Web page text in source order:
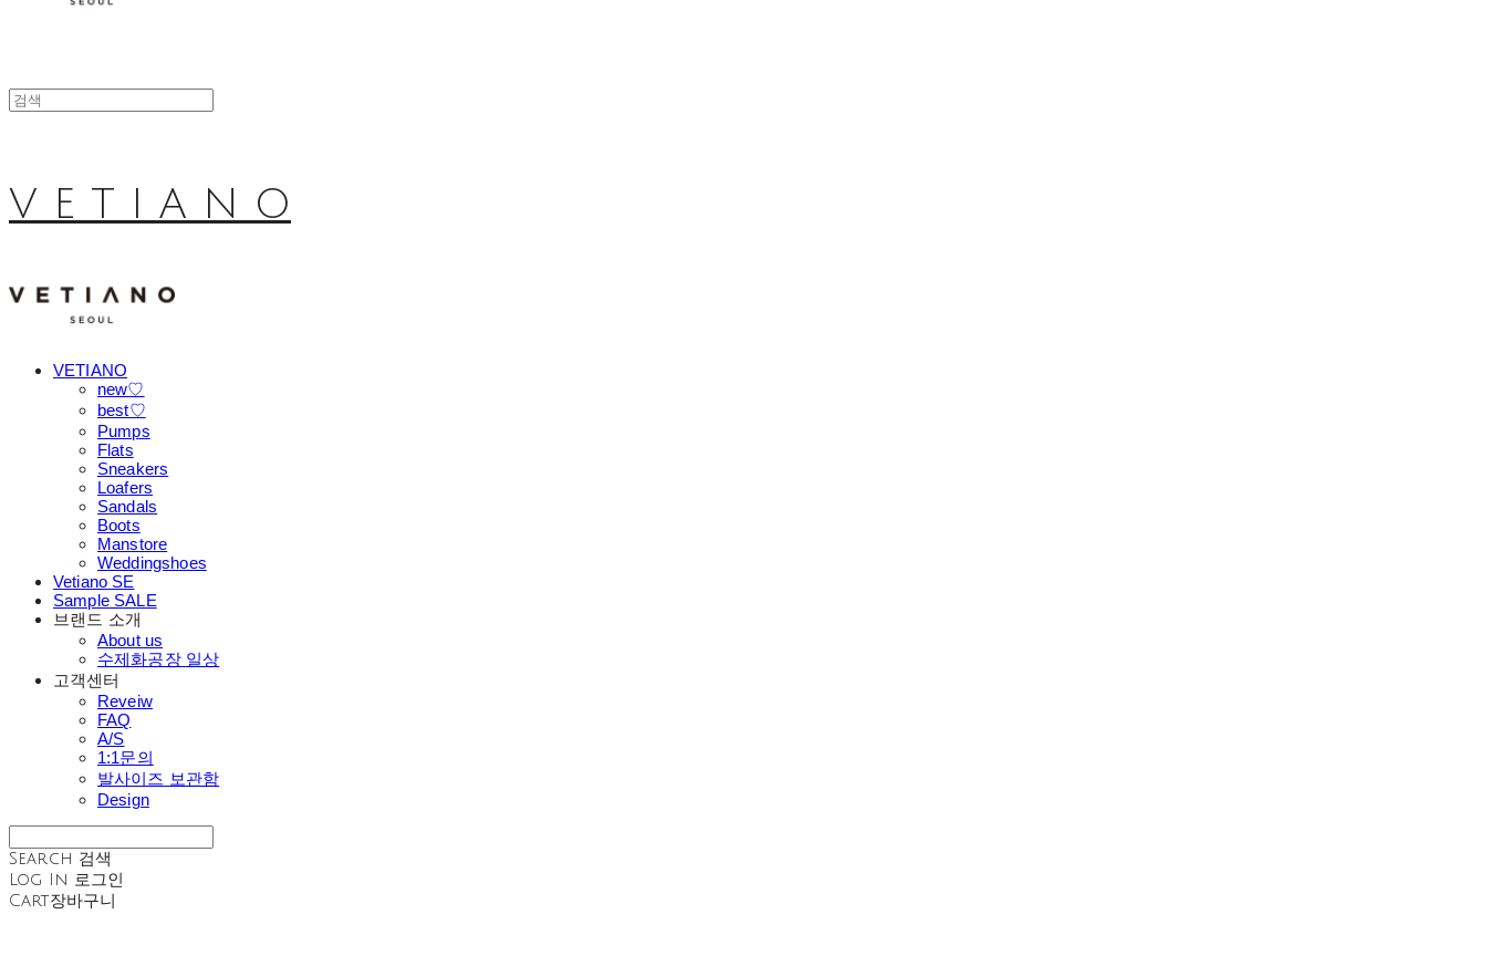
V E T I A N O
VETIANO
new♡
best♡
Pumps
Flats
Sneakers
Loafers
Sandals
Boots
Manstore
Weddingshoes
Vetiano SE
Sample SALE
브랜드 소개
About us
수제화공장 일상
고객센터
Reveiw
FAQ
A/S
1:1문의
발사이즈 보관함
Design
Search 검색
Log In 로그인
Cart장바구니